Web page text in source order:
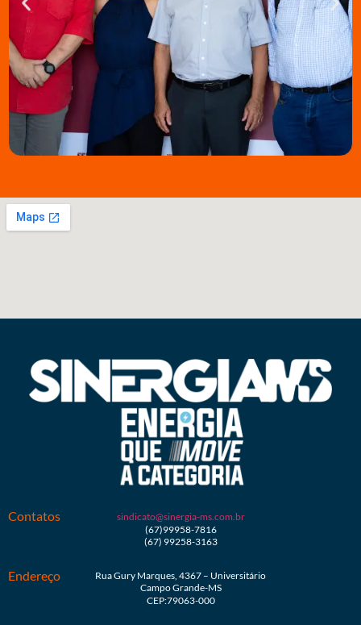
Contatos
sindicato@sinergia-ms.com.br
(67)99958-7816
(67) 99258-3163
Endereço
Rua Gury Marques, 4367 – Universitário
Campo Grande-MS
CEP:79063-000